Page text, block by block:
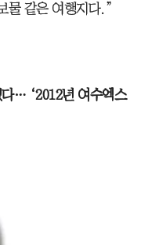
물 같은 여행지다.”
… ‘2012년 여수엑스